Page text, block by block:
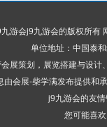
游会j9九游会的版权所有
单位地址：中国泰
展策划，展览搭建与设计
由会展-柴学满发布提供和
j9九游会的友情
您可能喜欢